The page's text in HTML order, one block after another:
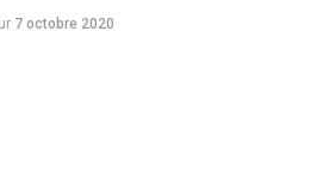
7 octobre 2020